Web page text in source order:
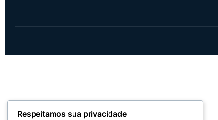
Respeitamos sua privacidade